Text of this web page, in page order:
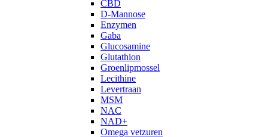
CBD
D-Mannose
Enzymen
Gaba
Glucosamine
Glutathion
Groenlipmossel
Lecithine
Levertraan
MSM
NAC
NAD+
Omega vetzuren